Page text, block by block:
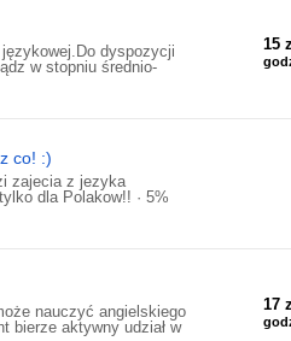
dyspozycji
w stopniu średnio-
15
co! :)
zajecia z jezyka
dla Polakow!! · 5%
nauczyć angielskiego
bierze aktywny udział w
17